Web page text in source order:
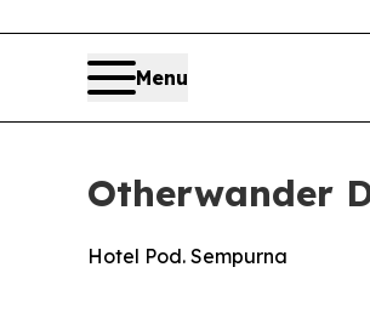
Menu
Otherwander
Hotel Pod. Sempurna